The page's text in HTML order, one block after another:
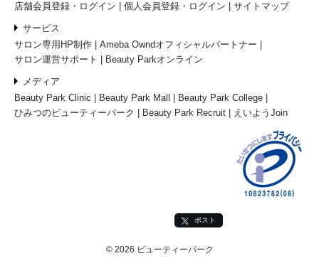
店舗会員登録・ログイン
個人会員登録・ログイン サイトマップ
サービス
サロン専用HP制作
Ameba Owndオフィシャルパートナー
サロン運営サポート
Beauty Parkオンライン
メディア
Beauty Park Clinic
Beauty Park Mall
Beauty Park College
ひみつのビューティーパーク
Beauty Park Recruit えいようJoin
ポスト
© 2026 ビューティーパーク